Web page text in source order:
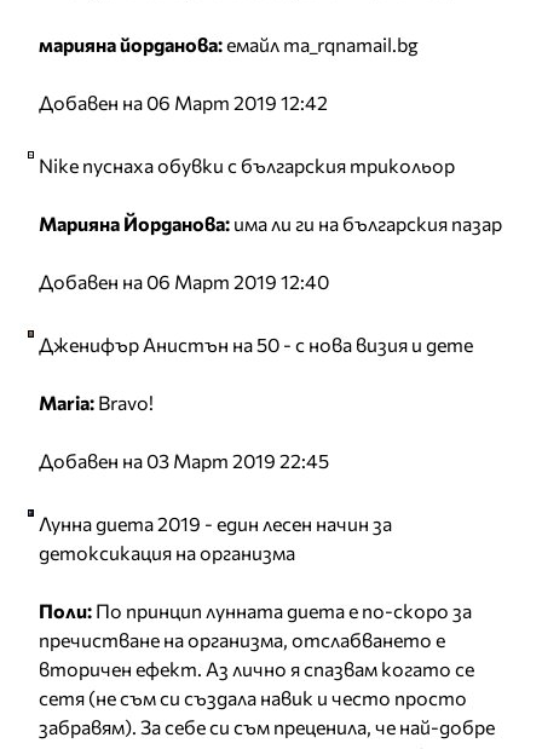
марияна йорданова:емайл ma_rqnamail.bg
Добавен на 06 Март 2019 12:42
Nike пуснаха обувки с българския трикольор
Марияна Йорданова: има ли ги на българския пазар
Добавен на 06 Март 2019 12:40
Дженифър Анистън на 50 - с нова визия и дете
Maria: Bravo!
Добавен на 03 Март 2019 22:45
Лунна диета 2019 - един лесен начин за
детоксикация на организма
Поли: По принцип лунната диета е по-скоро за
пречистване на организма, отслабването е
вторичен ефект. Аз лично я спазвам когато се
сетя (не съм си създала навик и често просто
забравям). За себе си съм преценила, че най-добре